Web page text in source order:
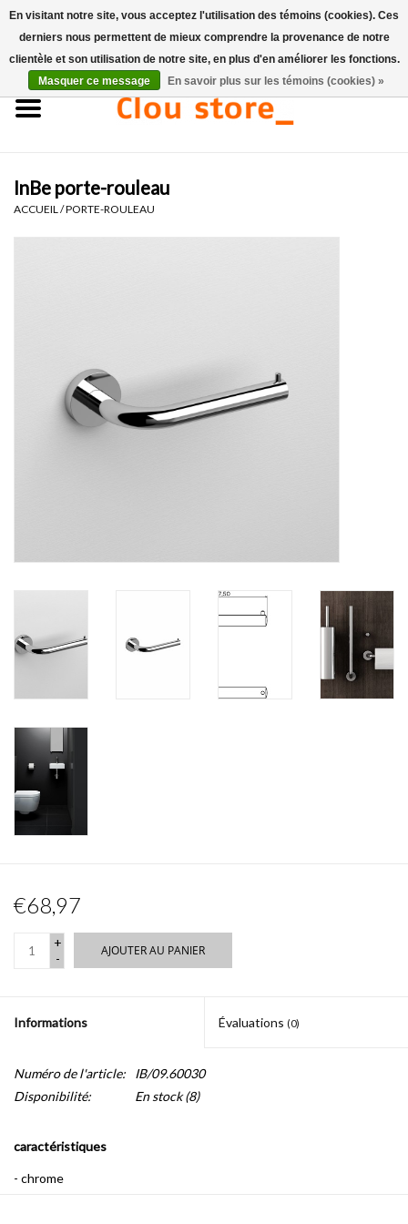
Accueil
Ensembles de lave-mains
Lave-mains
Meubles
InBe porte-rouleau
ACCUEIL /PORTE-ROULEAU
€68,97
+
-
AJOUTER AU PANIER
Informations Évaluations (0)
Numéro de l'article:
IB/09.60030
Disponibilité:
En stock(8)
caractéristiques
- chrome
En visitant notre site, vous acceptez l'utilisation des témoins (cookies). Ces
derniers nous permettent de mieux comprendre la provenance de notre
clientèle et son utilisation de notre site, en plus d'en améliorer les fonctions.
Masquer ce message
En savoir plus sur les témoins (cookies) »